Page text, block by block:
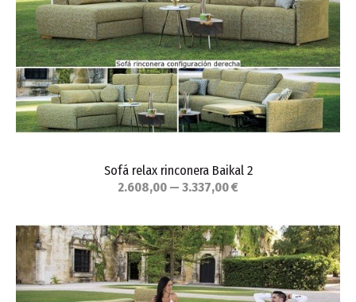
Sofá relax rinconera Baikal 2
2.608,00 — 3.337,00 €